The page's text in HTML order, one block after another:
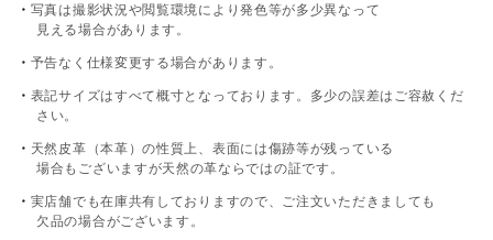
写真は撮影状況や閲覧環境により発色等が多少異なって
見える場合があります。
予告なく仕様変更する場合があります。
表記サイズはすべて概寸となっております。多少の誤差はご容赦くだ
さい。
天然皮革（本革）の性質上、表面には傷跡等が残っている
場合もございますが天然の革ならではの証です。
実店舗でも在庫共有しておりますので、ご注文いただきましても
欠品の場合がございます。